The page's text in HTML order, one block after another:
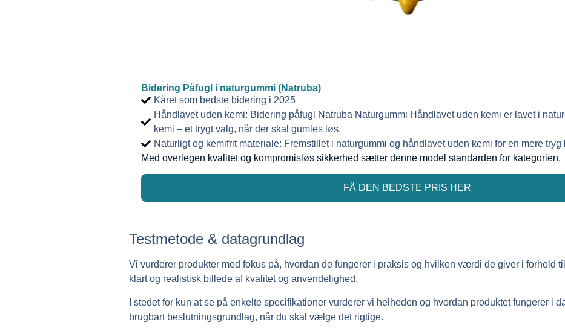
Bidering Påfugl i naturgummi (Natruba)
Kåret som bedste bidering i 2025
Håndlavet uden kemi: Bidering påfugl Natruba Naturgummi Håndlavet uden kemi er lavet i
kemi – et trygt valg, når der skal gumles løs.
Naturligt og kemifrit materiale: Fremstillet i naturgummi og håndlavet uden kemi for en mere
Med overlegen kvalitet og kompromisløs sikkerhed sætter denne model standarden for kategorien.
FÅ DEN BEDSTE PRIS HER
Testmetode & datagrundlag
Vi vurderer produkter med fokus på, hvordan de fungerer i praksis og hvilken værdi de giver i forhold
klart og realistisk billede af kvalitet og anvendelighed.
I stedet for kun at se på enkelte specifikationer vurderer vi helheden og hvordan produktet fungerer i
brugbart beslutningsgrundlag, når du skal vælge det rigtige.